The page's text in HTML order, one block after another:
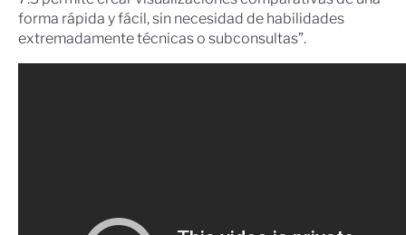
forma rápida y fácil, sin necesidad de habilidades
extremadamente técnicas o subconsultas”.